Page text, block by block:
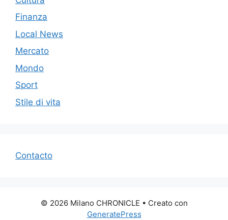
Finanza
Local News
Mercato
Mondo
Sport
Stile di vita
Contacto
© 2026 Milano CHRONICLE • Creato con
GeneratePress